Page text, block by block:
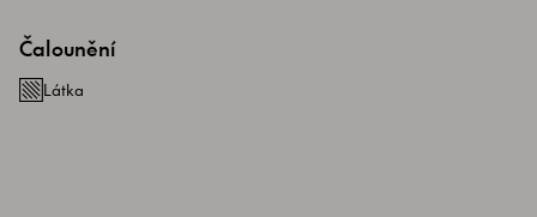
Čalounění
Látka